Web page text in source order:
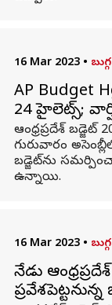
16 Mar 2023 •
AP Budget
24 హైలెట్స్;
ఆంధ్రప్రదేశ్ బడ్జెట్
గురువారం
బడ్జెట్‌ను
ఉన్నాయి.
16 Mar 2023 •
నేడు